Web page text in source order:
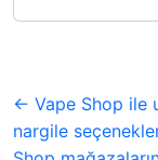
← Vape Shop ile
nargile